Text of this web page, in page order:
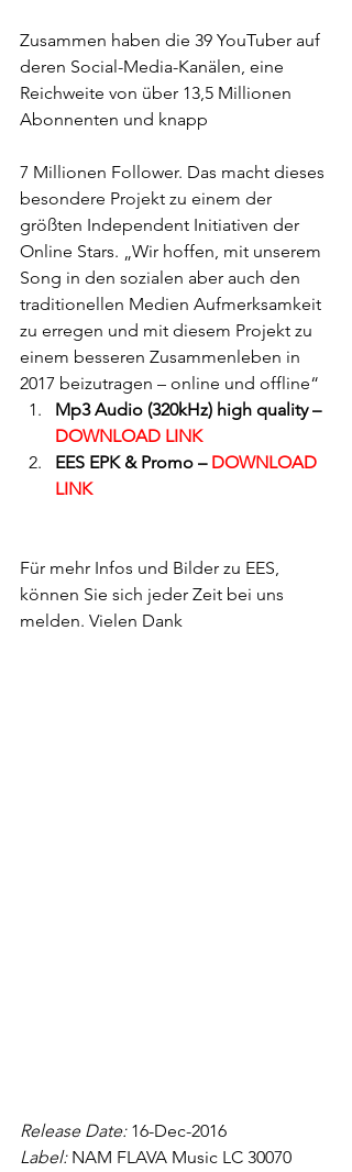
Zusammen haben die 39 YouTuber auf
deren Social-Media-Kanälen, eine
Reichweite von über 13,5 Millionen
Abonnenten und knapp
7 Millionen Follower. Das macht dieses
besondere Projekt zu einem der
größten Independent Initiativen der
Online Stars. „Wir hoffen, mit unserem
Song in den sozialen aber auch den
traditionellen Medien Aufmerksamkeit
zu erregen und mit diesem Projekt zu
einem besseren Zusammenleben in
2017 beizutragen – online und offline​“
Mp3 Audio (320kHz) high quality –
DOWNLOAD LINK
EES EPK & Promo – DOWNLOAD
LINK
Für mehr Infos und Bilder zu EES,
können Sie sich jeder Zeit bei uns
melden. Vielen Dank
Release Date: 16-Dec-2016
Label: NAM FLAVA Music LC 30070